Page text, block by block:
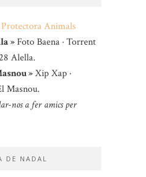
»Foto Baena · Torrent
Alella.
»Xip Xap ·
Masnou.
nos a fer amics per
DE NADAL